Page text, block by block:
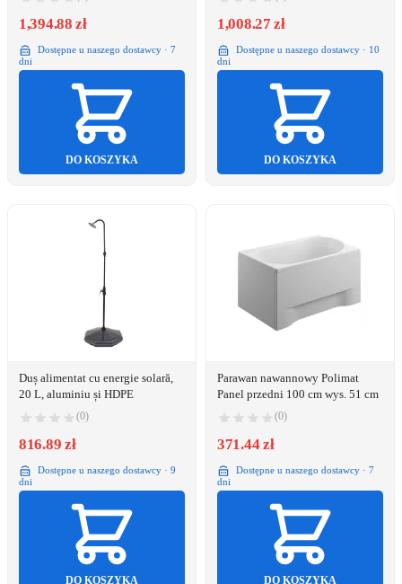
260-0520-42-401)
1,394.88 zł
Dostępne u naszego dostawcy · 7
dni
DO KOSZYKA
1,008.27 zł
Dostępne u naszego dostawcy · 10
dni
DO KOSZYKA
Duș alimentat cu energie solară,
20 L, aluminiu și HDPE
(0)
816.89 zł
Dostępne u naszego dostawcy · 9
dni
DO KOSZYKA
Parawan nawannowy Polimat
Panel przedni 100 cm wys. 51 cm
(0)
371.44 zł
Dostępne u naszego dostawcy · 7
dni
DO KOSZYKA